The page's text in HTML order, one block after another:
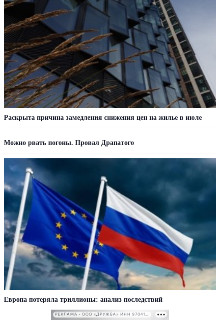
Раскрыта причина замедления снижения цен на жилье в июле
Можно рвать погоны. Провал Драпатого
Европа потеряла триллионы: анализ последствий
РЕКЛАМА • ООО «ДРУЖБА» ИНН 9704146411